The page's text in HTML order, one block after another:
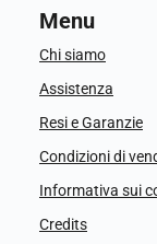
Menu
Chi siamo
Assistenza
Resi e Garanzie
Condizioni di
Informativa sui
Credits